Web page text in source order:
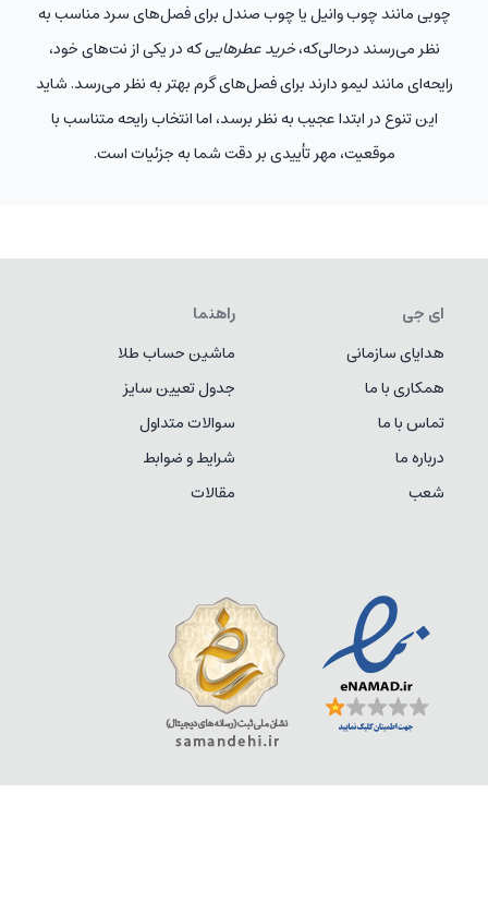
چوبی مانند چوب وانیل یا چوب صندل برای فصل‌های سرد مناسب به
نظر می‌رسند درحالی‌که،خرید عطرهاییکه در یکی از نت‌های خود،
رایحه‌ای مانند لیمو دارند برای فصل‌های گرم بهتر به نظر می‌رسد. شاید
این تنوع در ابتدا عجیب به نظر برسد، اما انتخاب رایحه متناسب با
موقعیت، مهر تأییدی بر دقت شما به جزئیات است.
ای جی
هدایای سازمانی
همکاری با ما
تماس با ما
درباره ما
شعب
راهنما
ماشین حساب طلا
جدول تعیین سایز
سوالات متداول
شرایط و ضوابط
مقالات